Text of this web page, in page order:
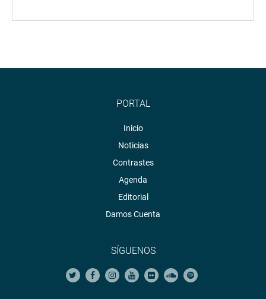
PORTAL
Inicio
Noticias
Contrastes
Agenda
Editorial
Damos Cuenta
SÍGUENOS